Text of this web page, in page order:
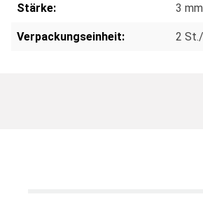
Stärke: 3 mm
Verpackungseinheit: 2